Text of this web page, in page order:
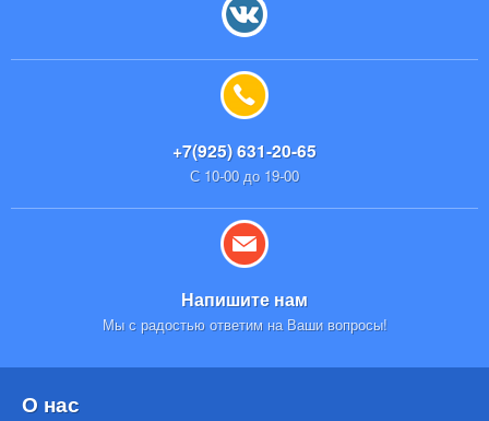
+7(925) 631-20-65
С 10-00 до 19-00
Напишите нам
Мы с радостью ответим на Ваши вопросы!
О нас